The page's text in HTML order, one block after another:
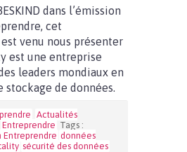
dans l’émission
cet
venu nous présenter
est une entreprise
leaders mondiaux en
stockage de données.
Actualités
Entreprendre Tags :
Entreprendre données
sécurité des données